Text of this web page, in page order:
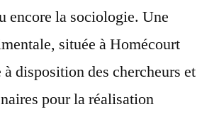
encore la sociologie. Une
située à Homécourt
disposition des chercheurs et
pour la réalisation